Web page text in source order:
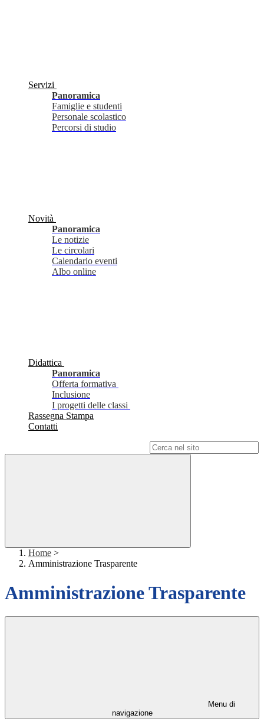
Servizi
Panoramica
Famiglie e studenti
Personale scolastico
Percorsi di studio
Novità
Panoramica
Le notizie
Le circolari
Calendario eventi
Albo online
Didattica
Panoramica
Offerta formativa
Inclusione
I progetti delle classi
Rassegna Stampa
Contatti
Home >
Amministrazione Trasparente
Amministrazione Trasparente
Menu di
navigazione